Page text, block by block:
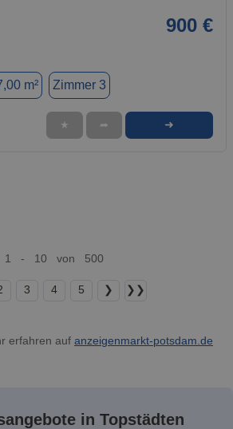
900 €
m² Zimmer 3
★ ➦ ➜
1 - 10 von 500
3 4 5 ❯ ❯❯
erfahren auf anzeigenmarkt-potsdam.de
in Topstädten